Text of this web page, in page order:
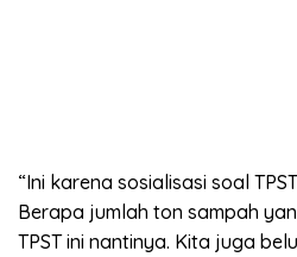
“Ini karena sosialisasi soal
Berapa jumlah ton sampah
TPST ini nantinya. Kita juga